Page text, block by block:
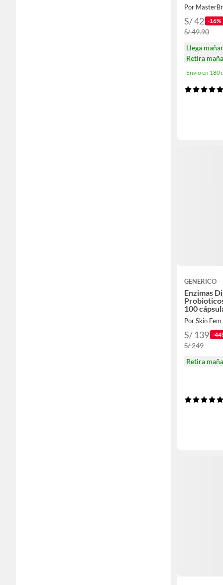
Por
S/ 42 -16%
S/ 49.90
Llega
Retira
Envío en 180
GENERICO
Enzimas
100
Por Skin
S/ 139 -
S/ 249
Retira